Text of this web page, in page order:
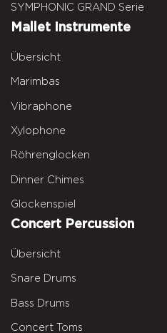
SYMPHONIC GRAND Serie
Mallet Instrumente
Übersicht
Marimbas
Vibraphone
Xylophone
Röhrenglocken
Dinner Chimes
Glockenspiel
Concert Percussion
Übersicht
Snare Drums
Bass Drums
Concert Toms